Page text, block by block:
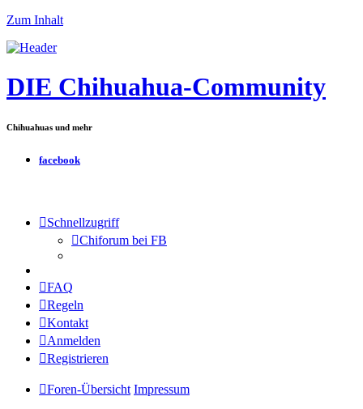
Zum Inhalt
DIE Chihuahua-Community
Chihuahuas und mehr
facebook
Schnellzugriff
Chiforum bei FB
FAQ
Regeln
Kontakt
Anmelden
Registrieren
Foren-Übersicht Impressum